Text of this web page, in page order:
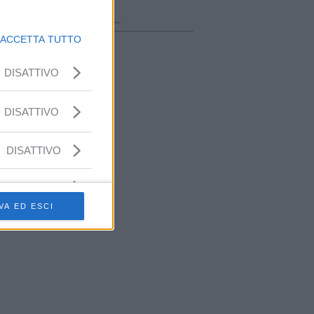
ACCETTA TUTTO
DISATTIVO
DISATTIVO
DISATTIVO
ED ESCI